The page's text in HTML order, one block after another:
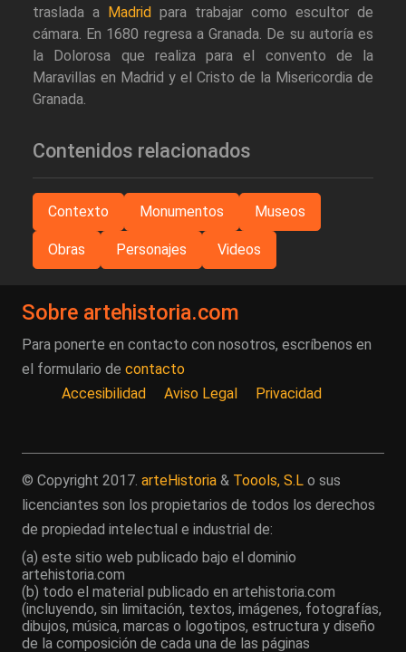
traslada a Madrid para trabajar como escultor de
cámara. En 1680 regresa a Granada. De su autoría es
la Dolorosa que realiza para el convento de la
Maravillas en Madrid y el Cristo de la Misericordia de
Granada.
Contenidos relacionados
Contexto Monumentos Museos
Obras Personajes Videos
Sobre artehistoria.com
Para ponerte en contacto con nosotros, escríbenos en
el formulario de contacto
Accesibilidad
Aviso Legal Privacidad
© Copyright 2017. arteHistoria & Toools, S.L o sus
licenciantes son los propietarios de todos los derechos
de propiedad intelectual e industrial de:
(a) este sitio web publicado bajo el dominio
artehistoria.com
(b) todo el material publicado en artehistoria.com
(incluyendo, sin limitación, textos, imágenes, fotografías,
dibujos, música, marcas o logotipos, estructura y diseño
de la composición de cada una de las páginas